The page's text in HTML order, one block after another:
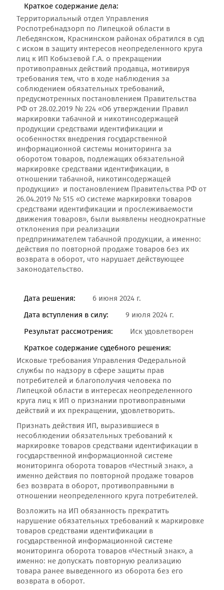
Краткое содержание дела:
Территориальный отдел Управления
Роспотребнадзорп по Липецкой области в
Лебедянском, Краснинском районах обратился в суд
с иском в защиту интересов неопределенного круга
лиц к ИП Кобызевой Г.А. о прекращении
противоправных действий продавца, мотивируя
требования тем, что в ходе наблюдения за
соблюдением обязательных требований,
предусмотренных постановлением Правительства
РФ от 28.02.2019 № 224 «Об утверждении Правил
маркировки табачной и никотинсодержащей
продукции средствами идентификации и
особенностях внедрения государственной
информационной системы мониторинга за
оборотом товаров, подлежащих обязательной
маркировке средствами идентификации, в
отношении табачной, никотинсодержащей
продукции» и постановлением Правительства РФ от
26.04.2019 № 515 «О системе маркировки товаров
средствами идентификации и прослеживаемости
движения товаров», были выявлены неоднократные
отклонения при реализации
предпринимателем табачной продукции, а именно:
действия по повторной продаже товаров без их
возврата в оборот, что нарушает действующее
законодательство.
Дата решения:
6 июня 2024 г.
Дата вступления в силу:
9 июля 2024 г.
Результат рассмотрения:
Иск удовлетворен
Краткое содержание судебного решения:
Исковые требования Управления Федеральной
службы по надзору в сфере защиты прав
потребителей и благополучия человека по
Липецкой области в интересах неопределенного
круга лиц к ИП о признании противоправными
действий и их прекращении, удовлетворить.
Признать действия ИП, выразившиеся в
несоблюдении обязательных требований к
маркировке товаров средствами идентификации в
государственной информационной системе
мониторинга оборота товаров «Честный знак», а
именно действия по повторной продаже товаров
без возврата в оборот, противоправными в
отношении неопределенного круга потребителей.
Возложить на ИП обязанность прекратить
нарушение обязательных требований к маркировке
товаров средствами идентификации в
государственной информационной системе
мониторинга оборота товаров «Честный знак», а
именно: не допускать повторную реализацию
товара ранее выведенного из оборота без его
возврата в оборот.